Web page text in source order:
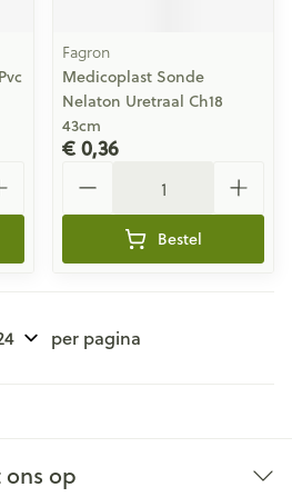
Fagron
Medicoplast Sonde
Nelaton Uretraal Ch18
43cm
€ 0,36
Bestel
per pagina
op